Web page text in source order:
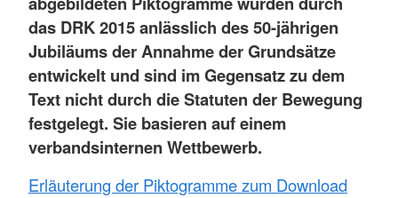
das DRK 2015 anlässlich des 50-jährigen
Jubiläums der Annahme der Grundsätze
entwickelt und sind im Gegensatz zu dem
Text nicht durch die Statuten der Bewegung
festgelegt. Sie basieren auf einem
verbandsinternen Wettbewerb.
Erläuterung der Piktogramme zum Download